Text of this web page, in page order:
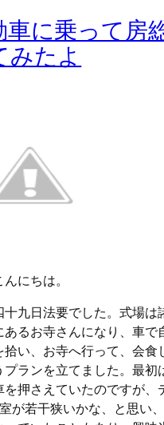
車に乗って房
たよ
にちは。
十九日法要でした。式場は
るお寺さんになり、車で
い、お寺へ行って、会食
ランを立てました。最初
を押さえていたのですが、
が若干狭いかな、と思い